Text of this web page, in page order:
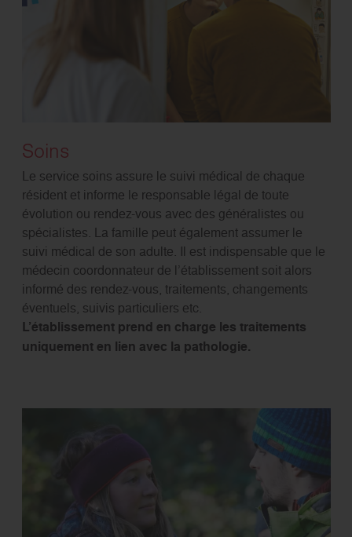
Soins
Le service soins assure le suivi médical de chaque
résident et informe le responsable légal de toute
évolution ou rendez-vous avec des généralistes ou
spécialistes. La famille peut également assumer le
suivi médical de son adulte. Il est indispensable que le
médecin coordonnateur de l’établissement soit alors
informé des rendez-vous, traitements, changements
éventuels, suivis particuliers etc.
L’établissement prend en charge les traitements
uniquement en lien avec la pathologie.